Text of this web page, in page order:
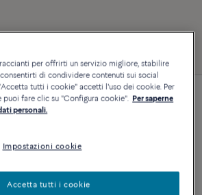
10
per offrirti un servizio migliore, stabilire
di condividere contenuti sui social
tutti i cookie" accetti l'uso dei cookie. Per
puoi fare clic su "Configura cookie". Per saperne
personali.
Impostazioni cookie
Accetta tutti i cookie